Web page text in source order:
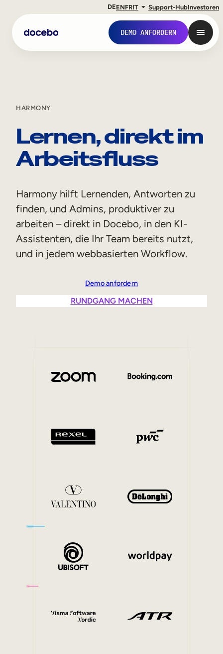
DEENFRIT Support-HubInvestoren
DEMO ANFORDERN
Onboarding von Mitarbeitern
Vertriebsschulungen
Compliance-Training
Externe Weiterbildung
Weiterbildungen & Umschulungen
HARMONY
Lernen, direkt im
Arbeitsfluss
Harmony hilft Lernenden, Antworten zu
finden, und Admins, produktiver zu
arbeiten – direkt in Docebo, in den KI-
Assistenten, die Ihr Team bereits nutzt,
und in jedem webbasierten Workflow.
Demo anfordern
RUNDGANG MACHEN